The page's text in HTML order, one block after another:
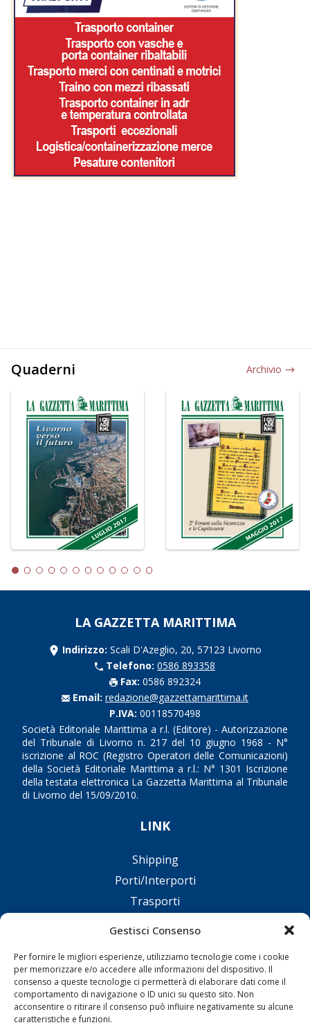
Gestisci Consenso
Per fornire le migliori esperienze, utilizziamo tecnologie come i cookie
per memorizzare e/o accedere alle informazioni del dispositivo. Il
consenso a queste tecnologie ci permetterà di elaborare dati come il
comportamento di navigazione o ID unici su questo sito. Non
acconsentire o ritirare il consenso può influire negativamente su alcune
caratteristiche e funzioni.
Quaderni Archivio
LA GAZZETTA MARITTIMA
Indirizzo: Scali D'Azeglio, 20, 57123 Livorno
Telefono: 0586 893358
Fax: 0586 892324
Email: redazione@gazzettamarittima.it
P.IVA: 00118570498
Società Editoriale Marittima a r.l. (Editore) - Autorizzazione
del Tribunale di Livorno n. 217 del 10 giugno 1968 - N°
iscrizione al ROC (Registro Operatori delle Comunicazioni)
della Società Editoriale Marittima a r.l.: N° 1301 Iscrizione
della testata elettronica La Gazzetta Marittima al Tribunale
di Livorno del 15/09/2010.
LINK
Shipping
Porti/Interporti
Trasporti
Compagnie di Navigazione
Blue economy
Diporto